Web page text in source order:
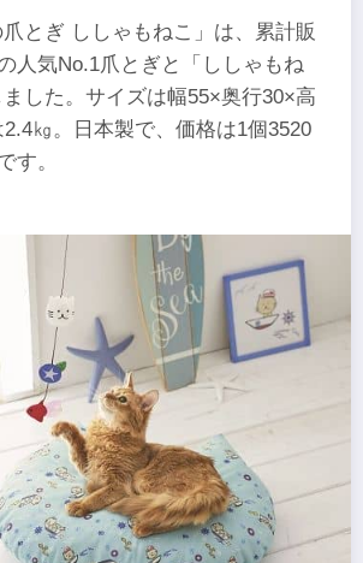
爪とぎ ししゃもねこ」は、累計販
人気No.1爪とぎと「ししゃもね
した。サイズは幅55×奥行30×高
㎏。日本製で、価格は1個3520
す。